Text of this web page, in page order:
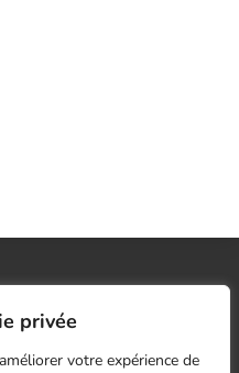
privée
votre expérience de